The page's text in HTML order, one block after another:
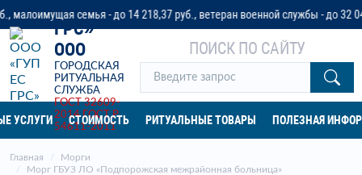
- до 14 218,37 руб., ветеран военной службы - до 32 042 руб. или
«ГУП ЕС
ГРС»
ООО
ГОРОДСКАЯ
РИТУАЛЬНАЯ
СЛУЖБА
ГОСТ 32609-
2014 ГОСТ Р
54611-2011
ПОИСК ПО САЙТУ
УСЛУГИ СТОИМОСТЬ РИТУАЛЬНЫЕ ТОВАРЫ ПОЛЕЗНАЯ
Главная
Морги
Морг ГБУЗ ЛО «Подпорожская межрайонная больница»